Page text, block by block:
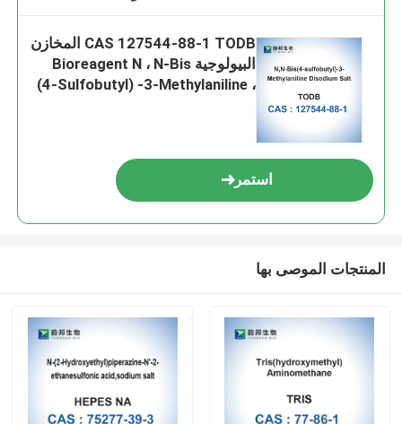
CAS 127544-88-1 TODB المخازن
البيولوجية Bioreagent N ، N-Bis
(4-Sulfobutyl) -3-Methylaniline ،
استمر
المنتجات الموصى بها